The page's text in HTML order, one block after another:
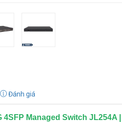
Đánh giá
4SFP Managed Switch JL254A